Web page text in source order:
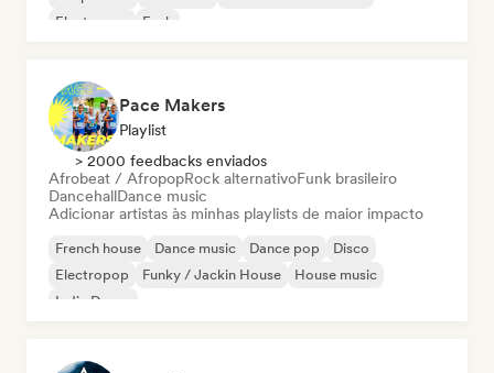
Electropop
Funk
Pace Makers
Playlist
> 2000 feedbacks enviados
Afrobeat / AfropopRock alternativoFunk brasileiro
DancehallDance music
Adicionar artistas às minhas playlists de maior impacto
French house Dance music Dance pop
Disco
Electropop
Funky / Jackin House
House music
Indie Dance